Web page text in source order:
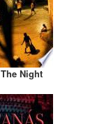
The Night